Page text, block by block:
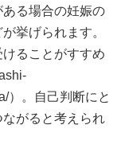
る場合の妊娠の
挙げられます。
ることがすすめ
）。自己判断にと
がると考えられ